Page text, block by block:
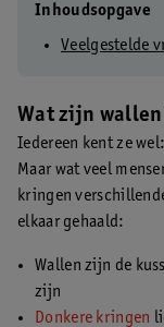
Inhoudsopgave
Veelgestelde
Wat zijn
Iedereen kent ze
Maar wat veel
kringen
elkaar gehaald:
Wallen zijn de
zijn
Donkere kringen